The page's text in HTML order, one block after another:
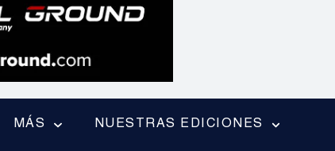
MÁS NUESTRAS EDICIONES